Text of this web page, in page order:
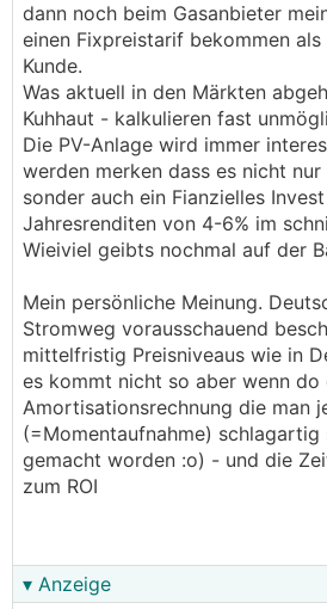
Seit Jahresbeginn hat sich der
2022 mehr als verdoppelt,
innerhalb von einem Jahr von
EUR/MWh auf bis zu 80 EUR/
(Spotmarkt Intraday gestern).
Als Strom- oder Gaskunde
derzeit freuen wenn man noch
Preisbindung hat und sich
Preiserhöhungen einstellen -
Dagegen ist Bitcoin aktuell
dann noch beim Gasanbieter
einen Fixpreistarif bekommen
Kunde.
Was aktuell in den Märkten
Kuhhaut - kalkulieren fast
Die PV-Anlage wird immer
werden merken dass es nicht
sonder auch ein Fianzielles
Jahresrenditen von 4-6% im
Wieiviel geibts nochmal auf der
Mein persönliche Meinung.
Stromweg vorausschauend
mittelfristig Preisniveaus wie in
es kommt nicht so aber wenn do
Amortisationsrechnung die man
(=Momentaufnahme) schlagartig
gemacht worden :o) - und die
zum ROI
▾ Anzeige